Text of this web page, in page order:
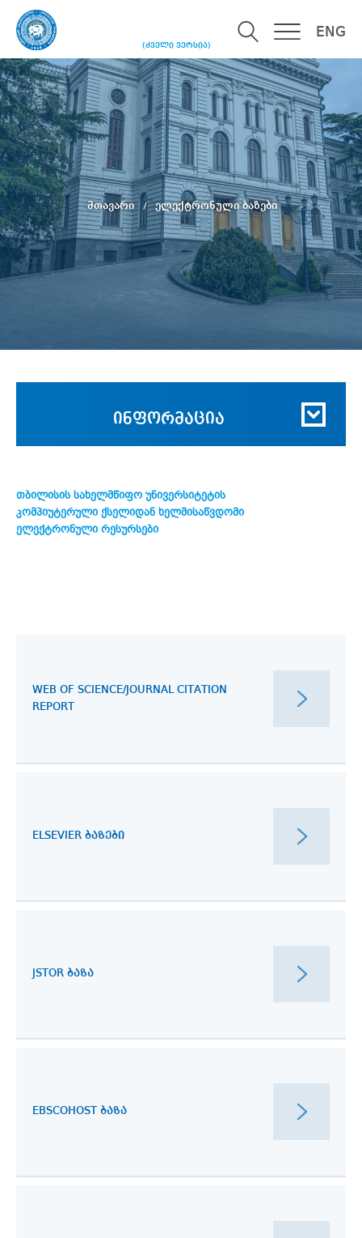
(ძველი ვერსია)
ENG
მთავარი ელექტრონული ბაზები
ინფორმაცია
თბილისის სახელმწიფო უნივერსიტეტის
კომპიუტერული ქსელიდან ხელმისაწვდომი
ელექტრონული რესურსები
WEB OF SCIENCE/JOURNAL CITATION
REPORT
ELSEVIER ᲑᲐᲖᲔᲑᲘ
JSTOR ᲑᲐᲖᲐ
EBSCOHOST ᲑᲐᲖᲐ